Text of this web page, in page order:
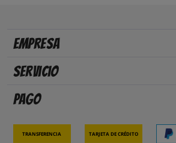
Empresa
Servicio
Pago
Transferencia Tarjeta de crédito